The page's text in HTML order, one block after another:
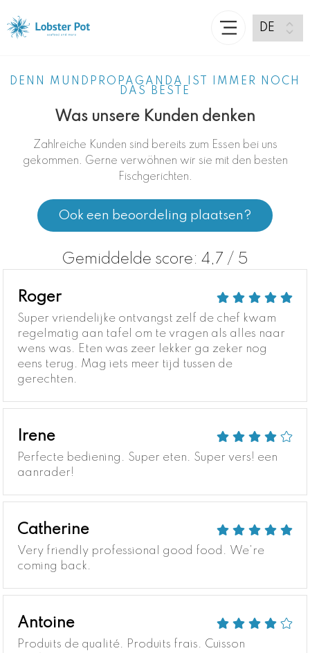
DENN MUNDPROPAGANDA IST IMMER NOCH
DAS BESTE
Was unsere Kunden denken
Zahlreiche Kunden sind bereits zum Essen bei uns
gekommen. Gerne verwöhnen wir sie mit den besten
Fischgerichten.
Ook een beoordeling plaatsen?
Gemiddelde score: 4,7 / 5
Roger
Super vriendelijke ontvangst zelf de chef kwam
regelmatig aan tafel om te vragen als alles naar
wens was. Eten was zeer lekker ga zeker nog
eens terug. Mag iets meer tijd tussen de
gerechten.
Irene
Perfecte bediening. Super eten. Super vers! een
aanrader!
Catherine
Very friendly professional good food. We're
coming back.
Antoine
Produits de qualité. Produits frais. Cuisson